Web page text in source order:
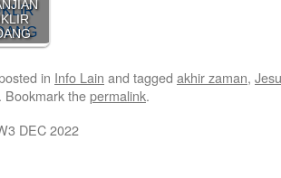
in Info Lain and tagged akhir zaman,
. Bookmark thepermalink.
DEC 2022